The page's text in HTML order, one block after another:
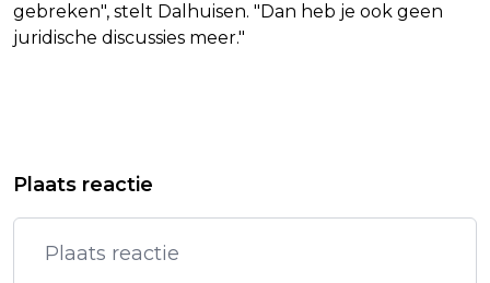
gebreken", stelt Dalhuisen. "Dan heb je ook geen
juridische discussies meer."
DUIK IN POLITIESYSTEEM
RELATIE IN GEVANGENIS LEIDT TOT
ONTSLAG VOOR BEVEILIGER
Plaats reactie